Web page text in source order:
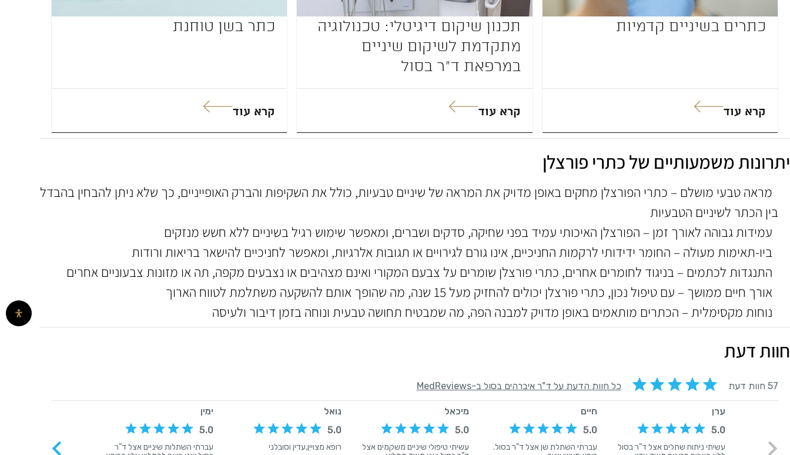
כתרים בשיניים קדמיות
קרא עוד
תכנון שיקום דיגיטלי: טכנולוגיה
מתקדמת לשיקום שיניים
במרפאת ד”ר בסול
קרא עוד
כתר בשן טוחנת
קרא עוד
יתרונות משמעותיים של כתרי פורצלן
מראה טבעי מושלם – כתרי הפורצלן מחקים באופן מדויק את המראה של שיניים טבעיות, כולל את השקיפות והברק האופייניים, כך שלא ניתן להבחין בהבדל
בין הכתר לשיניים הטבעיות
עמידות גבוהה לאורך זמן – הפורצלן האיכותי עמיד בפני שחיקה, סדקים ושברים, ומאפשר שימוש רגיל בשיניים ללא חשש מנזקים
ביו-תאימות מעולה – החומר ידידותי לרקמות החניכיים, אינו גורם לגירויים או תגובות אלרגיות, ומאפשר לחניכיים להישאר בריאות ורודות
התנגדות לכתמים – בניגוד לחומרים אחרים, כתרי פורצלן שומרים על צבעם המקורי ואינם מצהיבים או נצבעים מקפה, תה או מזונות צבעוניים אחרים
אורך חיים ממושך – עם טיפול נכון, כתרי פורצלן יכולים להחזיק מעל 15 שנה, מה שהופך אותם להשקעה משתלמת לטווח הארוך
נוחות מקסימלית – הכתרים מותאמים באופן מדויק למבנה הפה, מה שמבטיח תחושה טבעית ונוחה בזמן דיבור ולעיסה
חוות דעת